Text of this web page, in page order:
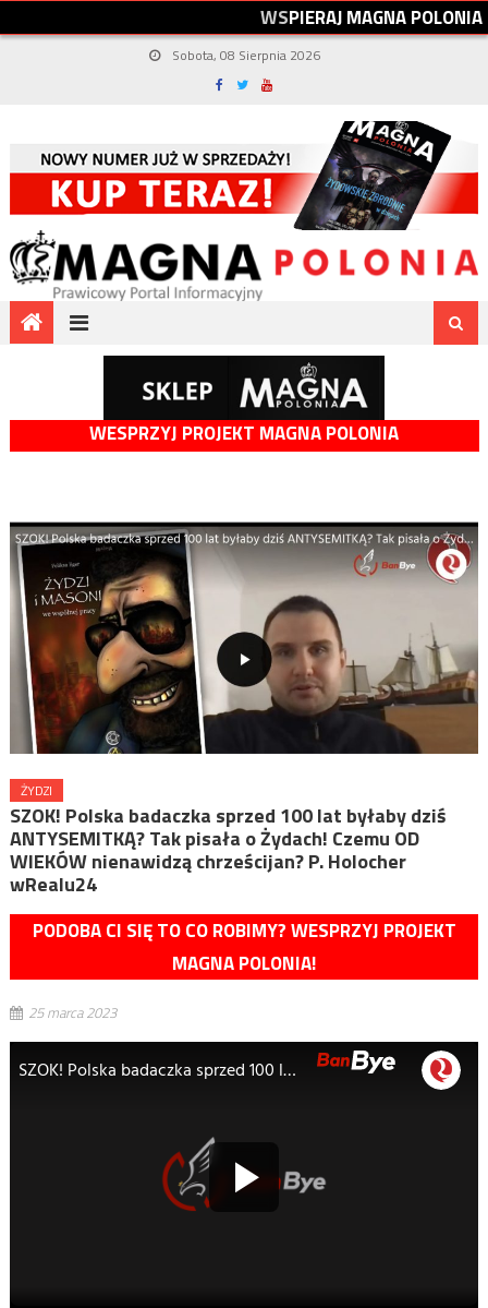
WSPIERAJMAGNAPOLONIA
Sobota, 08 Sierpnia 2026
WESPRZYJ PROJEKT MAGNA POLONIA
ŻYDZI
SZOK! Polska badaczka sprzed 100 lat byłaby dziś
ANTYSEMITKĄ? Tak pisała o Żydach! Czemu OD
WIEKÓW nienawidzą chrześcijan? P. Holocher
wRealu24
PODOBA CI SIĘ TO CO ROBIMY? WESPRZYJ PROJEKT
MAGNA POLONIA!
25 marca 2023